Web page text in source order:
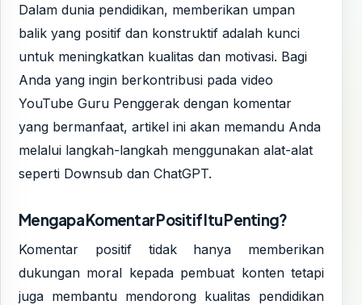
Dalam dunia pendidikan, memberikan umpan
balik yang positif dan konstruktif adalah kunci
untuk meningkatkan kualitas dan motivasi. Bagi
Anda yang ingin berkontribusi pada video
YouTube Guru Penggerak dengan komentar
yang bermanfaat, artikel ini akan memandu Anda
melalui langkah-langkah menggunakan alat-alat
seperti Downsub dan ChatGPT.
Mengapa Komentar Positif Itu Penting?
Komentar positif tidak hanya memberikan
dukungan moral kepada pembuat konten tetapi
juga membantu mendorong kualitas pendidikan